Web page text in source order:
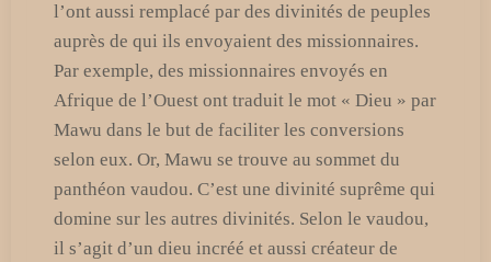
l’ont aussi remplacé par des divinités de peuples
auprès de qui ils envoyaient des missionnaires.
Par exemple, des missionnaires envoyés en
Afrique de l’Ouest ont traduit le mot « Dieu » par
Mawu dans le but de faciliter les conversions
selon eux. Or, Mawu se trouve au sommet du
panthéon vaudou. C’est une divinité suprême qui
domine sur les autres divinités. Selon le vaudou,
il s’agit d’un dieu incréé et aussi créateur de